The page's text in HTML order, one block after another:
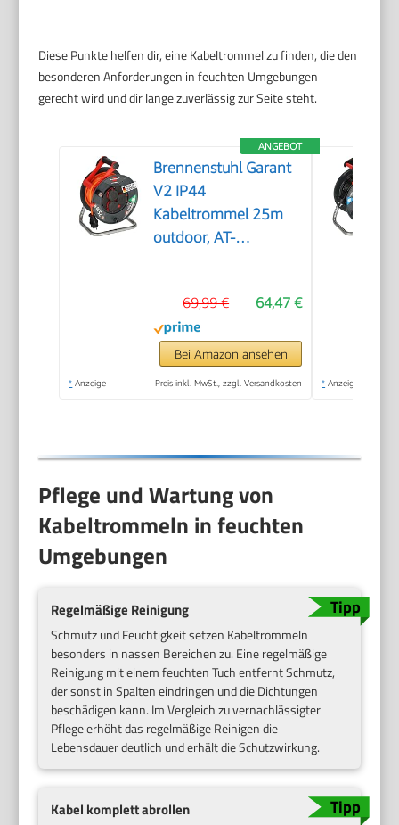
Diese Punkte helfen dir, eine Kabeltrommel zu finden, die den
besonderen Anforderungen in feuchten Umgebungen
gerecht wird und dir lange zuverlässig zur Seite steht.
ANGEBOT
Brennenstuhl Garant
V2 IP44
Kabeltrommel 25m
outdoor, AT-
64,47 €
69,99 €
Bei Amazon ansehen
* Anzeige Preis inkl. MwSt., zzgl. Versandkosten * Anzeige
Pflege und Wartung von
Kabeltrommeln in feuchten
Umgebungen
Regelmäßige Reinigung
Schmutz und Feuchtigkeit setzen Kabeltrommeln
besonders in nassen Bereichen zu. Eine regelmäßige
Reinigung mit einem feuchten Tuch entfernt Schmutz,
der sonst in Spalten eindringen und die Dichtungen
beschädigen kann. Im Vergleich zu vernachlässigter
Pflege erhöht das regelmäßige Reinigen die
Lebensdauer deutlich und erhält die Schutzwirkung.
Kabel komplett abrollen